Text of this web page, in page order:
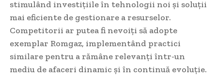
stimulând investițiile în tehnologii noi și soluții
mai eficiente de gestionare a resurselor.
Competitorii ar putea fi nevoiți să adopte
exemplar Romgaz, implementând practici
similare pentru a rămâne relevanți într-un
mediu de afaceri dinamic și în continuă evoluție.